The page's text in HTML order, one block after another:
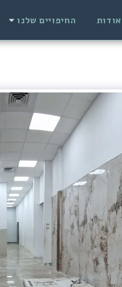
אודות החיפויים שלנו